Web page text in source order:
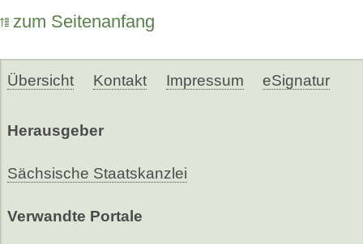
zum Seitenanfang
Übersicht Kontakt Impressum eSignatur
Herausgeber
Sächsische Staatskanzlei
Verwandte Portale